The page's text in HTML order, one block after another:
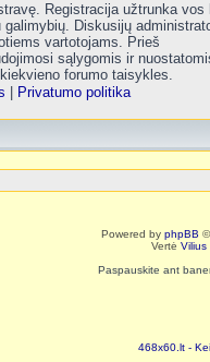
Registracija užtrunka vos
Diskusijų
vartotojams. Prieš
sąlygomis ir
forumo taisykles.
Privatumo politika
Powered by phpBB
Vertė Vilius
Paspauskite ant
468x60.lt -